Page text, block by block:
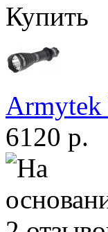
Купить
6120 р.